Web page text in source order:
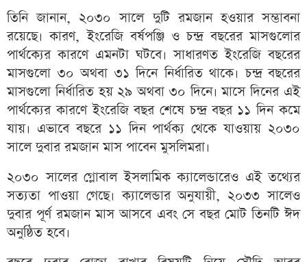
তিনি জানান, ২০৩০ সালে দুটি রমজান হওয়ার সম্ভাবনা
রয়েছে। কারণ, ইংরেজি বর্ষপঞ্জি ও চন্দ্র বছরের মাসগুলোর
পার্থক্যের কারণে এমনটা ঘটবে। সাধারণত ইংরেজি বছরের
মাসগুলো ৩০ অথবা ৩১ দিনে নির্ধারিত থাকে। চন্দ্র বছরের
মাসগুলো নির্ধারিত হয় ২৯ অথবা ৩০ দিনে। মাসে দিনের এই
পার্থক্যের কারণে ইংরেজি বছর শেষে চন্দ্র বছর ১১ দিন কমে
যায়। এভাবে বছরে ১১ দিন পার্থক্য থেকে যাওয়ায় ২০৩০
সালে দুবার রমজান মাস পাবেন মুসলিমরা।
২০৩০ সালের গ্লোবাল ইসলামিক ক্যালেন্ডারেও এই তথ্যের
সত্যতা পাওয়া গেছে। ক্যালেন্ডার অনুযায়ী, ২০৩৩ সালেও
দুবার পূর্ণ রমজান মাস আসবে এবং সে বছর মোট তিনটি ঈদ
অনুষ্ঠিত হবে।